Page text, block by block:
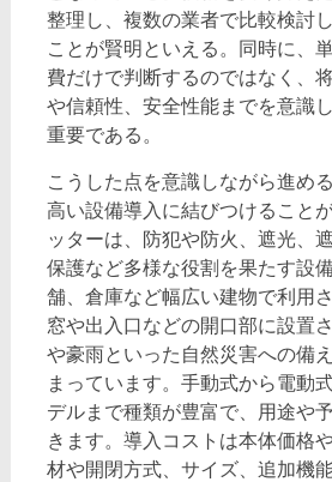
整理し、複数の業者で比較検討
ことが賢明といえる。同時に、
費だけで判断するのではなく、
や信頼性、安全性能までを意識
重要である。
こうした点を意識しながら進め
高い設備導入に結びつけること
ッターは、防犯や防火、遮光、
保護など多様な役割を果たす設
舗、倉庫など幅広い建物で利用
窓や出入口などの開口部に設置
や豪雨といった自然災害への備
まっています。手動式から電動
デルまで種類が豊富で、用途や
きます。導入コストは本体価格
材や開閉方式、サイズ、追加機